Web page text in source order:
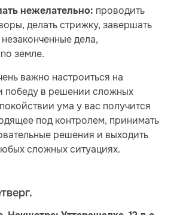
нежелательно: проводить
делать стрижку, завершать
дела,
земле.
важно настроиться на
победу в решении сложных
ума у вас получится
под контролем, принимать
решения и выходить
сложных ситуациях.